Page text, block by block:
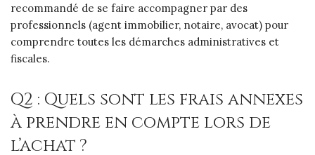
recommandé de se faire accompagner par des
professionnels (agent immobilier, notaire, avocat) pour
comprendre toutes les démarches administratives et
fiscales.
Q2 : Quels sont les frais annexes
à prendre en compte lors de
l’achat ?